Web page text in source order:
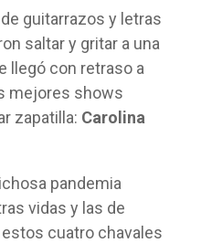
guitarrazos y letras
saltar y gritar a una
llegó con retraso a
mejores shows
zapatilla: Carolina
pandemia
vidas y las de
cuatro chavales